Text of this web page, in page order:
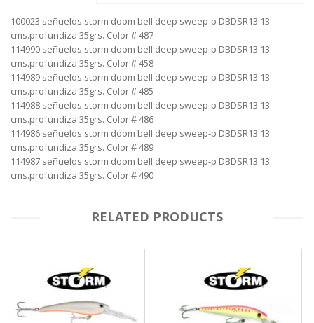
100023 señuelos storm doom bell deep sweep-p DBDSR13 13
cms.profundiza 35grs. Color # 487
114990 señuelos storm doom bell deep sweep-p DBDSR13 13
cms.profundiza 35grs. Color # 458
114989 señuelos storm doom bell deep sweep-p DBDSR13 13
cms.profundiza 35grs. Color # 485
114988 señuelos storm doom bell deep sweep-p DBDSR13 13
cms.profundiza 35grs. Color # 486
114986 señuelos storm doom bell deep sweep-p DBDSR13 13
cms.profundiza 35grs. Color # 489
114987 señuelos storm doom bell deep sweep-p DBDSR13 13
cms.profundiza 35grs. Color # 490
RELATED PRODUCTS